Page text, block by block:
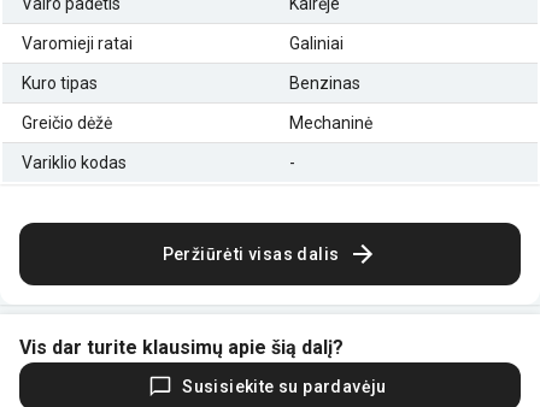
Varomieji ratai Galiniai
Kuro tipas Benzinas
Greičio dėžė Mechaninė
Variklio kodas -
Peržiūrėti visas dalis
Vis dar turite klausimų apie šią dalį?
Susisiekite su pardavėju